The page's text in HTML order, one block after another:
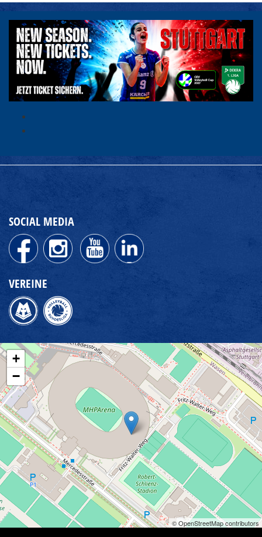
SOCIAL MEDIA
VEREINE
+
−
© OpenStreetMap contributors